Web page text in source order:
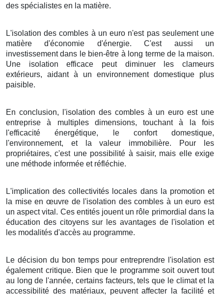
des spécialistes en la matière.
L'isolation des combles à un euro n'est pas seulement une
matière d'économie d'énergie. C'est aussi un
investissement dans le bien-être à long terme de la maison.
Une isolation efficace peut diminuer les clameurs
extérieurs, aidant à un environnement domestique plus
paisible.
En conclusion, l'isolation des combles à un euro est une
entreprise à multiples dimensions, touchant à la fois
l'efficacité énergétique, le confort domestique,
l'environnement, et la valeur immobilière. Pour les
propriétaires, c'est une possibilité à saisir, mais elle exige
une méthode informée et réfléchie.
L'implication des collectivités locales dans la promotion et
la mise en œuvre de l'isolation des combles à un euro est
un aspect vital. Ces entités jouent un rôle primordial dans la
éducation des citoyens sur les avantages de l'isolation et
les modalités d'accès au programme.
Le décision du bon temps pour entreprendre l'isolation est
également critique. Bien que le programme soit ouvert tout
au long de l'année, certains facteurs, tels que le climat et la
accessibilité des matériaux, peuvent affecter la facilité et